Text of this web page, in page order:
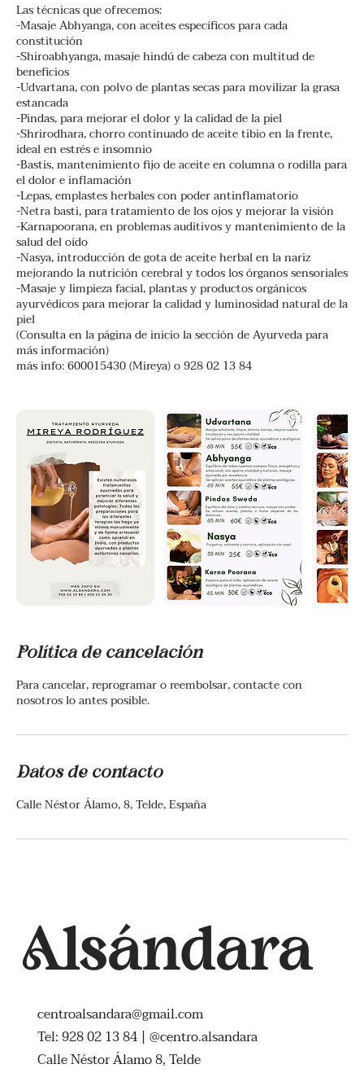
Las técnicas que ofrecemos:
-Masaje Abhyanga, con aceites específicos para cada
constitución
-Shiroabhyanga, masaje hindú de cabeza con multitud de
beneficios
-Udvartana, con polvo de plantas secas para movilizar la grasa
estancada
-Pindas, para mejorar el dolor y la calidad de la piel
-Shrirodhara, chorro continuado de aceite tibio en la frente,
ideal en estrés e insomnio
-Bastis, mantenimiento fijo de aceite en columna o rodilla para
el dolor e inflamación
-Lepas, emplastes herbales con poder antinflamatorio
-Netra basti, para tratamiento de los ojos y mejorar la visión
-Karnapoorana, en problemas auditivos y mantenimiento de la
salud del oído
-Nasya, introducción de gota de aceite herbal en la nariz
mejorando la nutrición cerebral y todos los órganos sensoriales
-Masaje y limpieza facial, plantas y productos orgánicos
ayurvédicos para mejorar la calidad y luminosidad natural de la
piel
(Consulta en la página de inicio la sección de Ayurveda para
más información)
más info: 600015430 (Mireya) o 928 02 13 84
Política de cancelación
Para cancelar, reprogramar o reembolsar, contacte con
nosotros lo antes posible.
Datos de contacto
Calle Néstor Álamo, 8, Telde, España
Alsándara
centroalsandara@gmail.com
Tel: 928 02 13 84 | @centro.alsandara
Calle Néstor Álamo 8, Telde